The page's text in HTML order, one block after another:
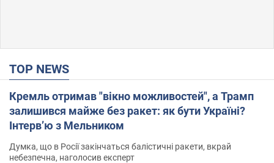
TOP NEWS
Кремль отримав "вікно можливостей", а Трамп
залишився майже без ракет: як бути Україні?
Інтерв’ю з Мельником
Думка, що в Росії закінчаться балістичні ракети, вкрай
небезпечна, наголосив експерт